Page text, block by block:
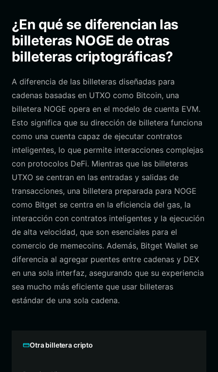
¿En qué se diferencian las
billeteras NOGE de otras
billeteras criptográficas?
A diferencia de las billeteras diseñadas para
cadenas basadas en UTXO como Bitcoin, una
billetera NOGE opera en el modelo de cuenta EVM.
Esto significa que su dirección de billetera funciona
como una cuenta capaz de ejecutar contratos
inteligentes, lo que permite interacciones complejas
con protocolos DeFi. Mientras que las billeteras
UTXO se centran en las entradas y salidas de
transacciones, una billetera preparada para NOGE
como Bitget se centra en la eficiencia del gas, la
interacción con contratos inteligentes y la ejecución
de alta velocidad, que son esenciales para el
comercio de memecoins. Además, Bitget Wallet se
diferencia al agregar puentes entre cadenas y DEX
en una sola interfaz, asegurando que su experiencia
sea mucho más eficiente que usar billeteras
estándar de una sola cadena.
Otra billetera cripto